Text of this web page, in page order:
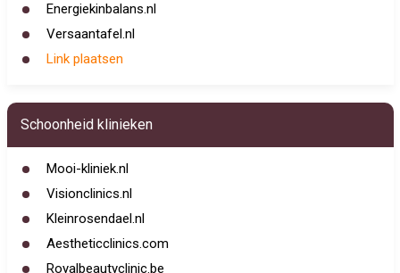
Energiekinbalans.nl
Versaantafel.nl
Link plaatsen
Schoonheid klinieken
Mooi-kliniek.nl
Visionclinics.nl
Kleinrosendael.nl
Aestheticclinics.com
Royalbeautyclinic.be